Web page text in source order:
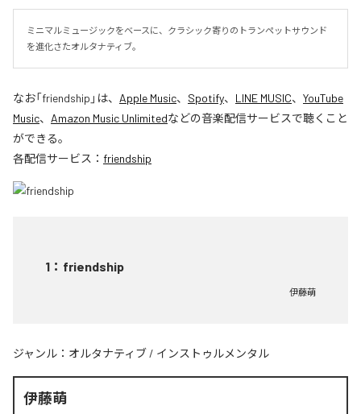
ミニマルミュージックをベースに、クラシック寄りのトランペットサウンド
を進化さたオルタナティブ。
なお「friendship 」は、 Apple Music、 Spotify、 LINE MUSIC、 YouTube
Music、 Amazon Music Unlimitedなどの音楽配信サービスで聴くこと
ができる。
各配信サービス： friendship
1 ： friendship
伊藤萌
ジャンル： オルタナティブ / インストゥルメンタル
伊藤萌